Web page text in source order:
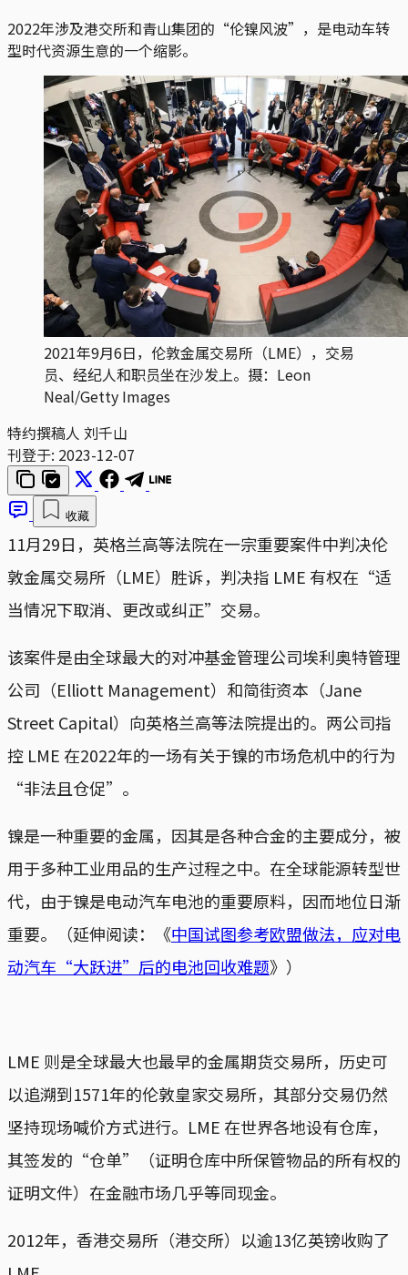
2022年涉及港交所和青山集团的“伦镍风波”，是电动车转
型时代资源生意的一个缩影。
2021年9月6日，伦敦金属交易所（LME），交易
员、经纪人和职员坐在沙发上。摄：Leon
Neal/Getty Images
特约撰稿人 刘千山
刊登于: 2023-12-07
收藏
11月29日，英格兰高等法院在一宗重要案件中判决伦
敦金属交易所（LME）胜诉，判决指 LME 有权在“适
当情况下取消、更改或纠正”交易。
该案件是由全球最大的对冲基金管理公司埃利奥特管理
公司（Elliott Management）和简街资本（Jane
Street Capital）向英格兰高等法院提出的。两公司指
控 LME 在2022年的一场有关于镍的市场危机中的行为
“非法且仓促”。
镍是一种重要的金属，因其是各种合金的主要成分，被
用于多种工业用品的生产过程之中。在全球能源转型世
代，由于镍是电动汽车电池的重要原料，因而地位日渐
重要。（延伸阅读：《中国试图参考欧盟做法，应对电
动汽车“大跃进”后的电池回收难题》）
LME 则是全球最大也最早的金属期货交易所，历史可
以追溯到1571年的伦敦皇家交易所，其部分交易仍然
坚持现场喊价方式进行。LME 在世界各地设有仓库，
其签发的“仓单”（证明仓库中所保管物品的所有权的
证明文件）在金融市场几乎等同现金。
2012年，香港交易所（港交所）以逾13亿英镑收购了